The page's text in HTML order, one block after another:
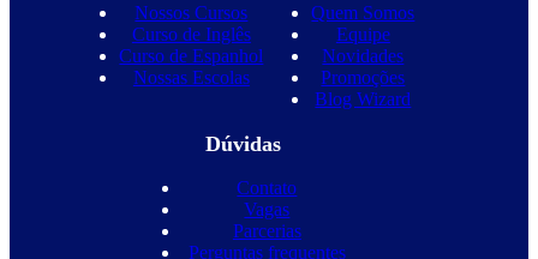
Nossos Cursos
Curso de Inglês
Curso de Espanhol
Nossas Escolas
Quem Somos
Equipe
Novidades
Promoções
Blog Wizard
Dúvidas
Contato
Vagas
Parcerias
Perguntas frequentes